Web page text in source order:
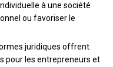
à une société
ou favoriser le
juridiques offrent
pour les entrepreneurs et